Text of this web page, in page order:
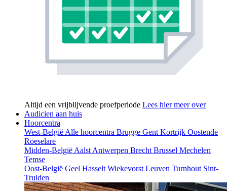
Altijd een vrijblijvende proefperiode Lees hier meer over
Audicien aan huis
Hoorcentra
West-België Alle hoorcentra Brugge Gent Kortrijk Oostende
Roeselare
Midden-België Aalst Antwerpen Brecht Brussel Mechelen
Temse
Oost-België Geel Hasselt Wiekevorst Leuven Turnhout Sint-
Truiden